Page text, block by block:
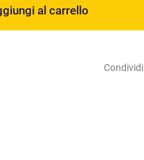
al carrello
Condividi